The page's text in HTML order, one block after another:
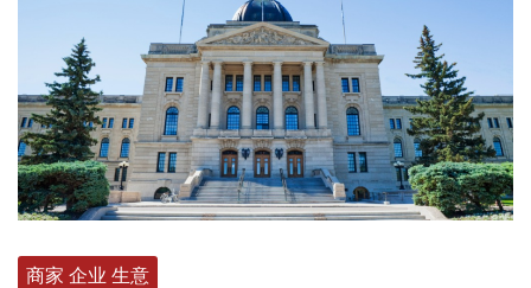
商家 企业 生意